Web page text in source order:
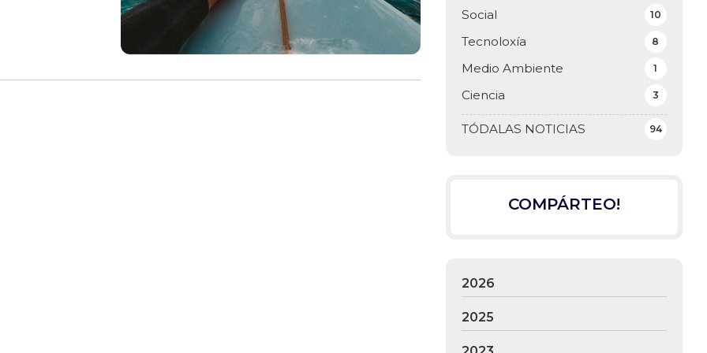
TÓDALAS NOTICIAS 94
Social 10
Tecnoloxía 8
Medio Ambiente 1
Ciencia 3
COMPÁRTEO!
2026
2025